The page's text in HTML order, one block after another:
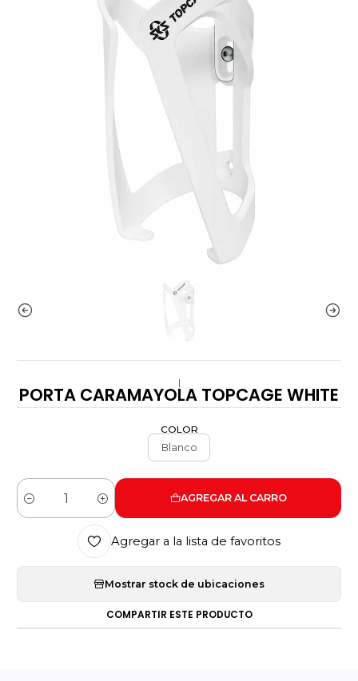
|
PORTA CARAMAYOLA TOPCAGE WHITE
COLOR
Blanco
Cantidad
AGREGAR AL CARRO
Agregar a la lista de favoritos
Mostrar stock de ubicaciones
COMPARTIR ESTE PRODUCTO